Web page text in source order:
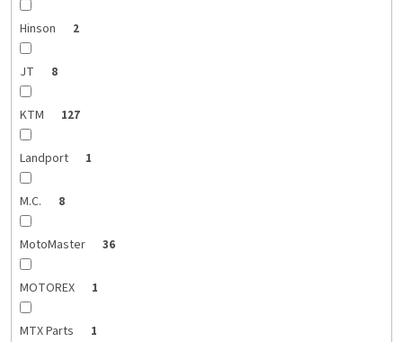
Hinson 2
JT 8
KTM 127
Landport 1
M.C. 8
MotoMaster 36
MOTOREX 1
MTX Parts 1